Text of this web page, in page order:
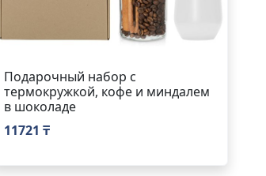
Подарочный набор с
термокружкой, кофе и миндалем
в шоколаде
11721 ₸